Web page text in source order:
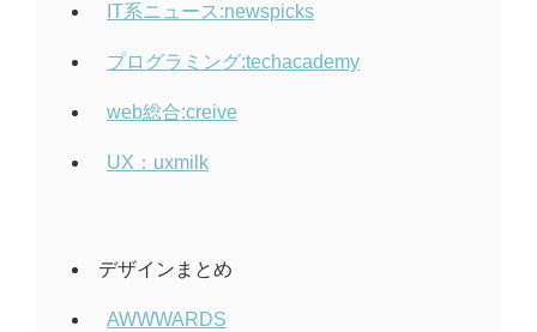
IT系ニュース:newspicks
プログラミング:techacademy
web総合:creive
UX：uxmilk
デザインまとめ
AWWWARDS